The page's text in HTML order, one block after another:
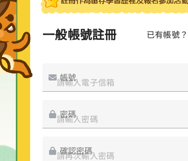
一般帳號註冊 已有帳號？
帳號
密碼
確認密碼